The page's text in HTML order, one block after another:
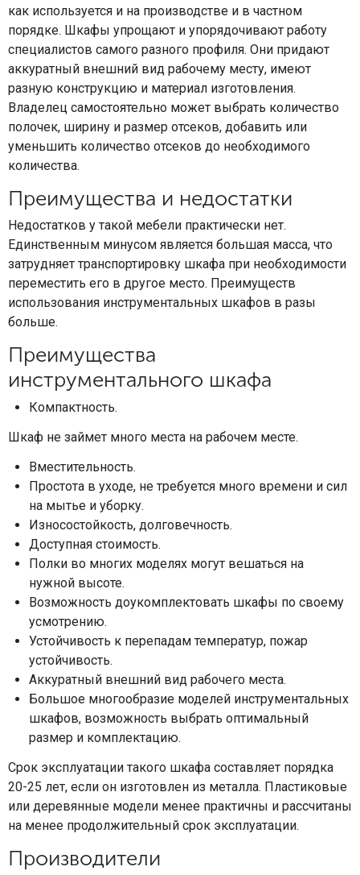
как используется и на производстве и в частном
порядке. Шкафы упрощают и упорядочивают работу
специалистов самого разного профиля. Они придают
аккуратный внешний вид рабочему месту, имеют
разную конструкцию и материал изготовления.
Владелец самостоятельно может выбрать количество
полочек, ширину и размер отсеков, добавить или
уменьшить количество отсеков до необходимого
количества.
Преимущества и недостатки
Недостатков у такой мебели практически нет.
Единственным минусом является большая масса, что
затрудняет транспортировку шкафа при необходимости
переместить его в другое место. Преимуществ
использования инструментальных шкафов в разы
больше.
Преимущества
инструментального шкафа
Компактность.
Шкаф не займет много места на рабочем месте.
Вместительность.
Простота в уходе, не требуется много времени и сил
на мытье и уборку.
Износостойкость, долговечность.
Доступная стоимость.
Полки во многих моделях могут вешаться на
нужной высоте.
Возможность доукомплектовать шкафы по своему
усмотрению.
Устойчивость к перепадам температур, пожар
устойчивость.
Аккуратный внешний вид рабочего места.
Большое многообразие моделей инструментальных
шкафов, возможность выбрать оптимальный
размер и комплектацию.
Срок эксплуатации такого шкафа составляет порядка
20-25 лет, если он изготовлен из металла. Пластиковые
или деревянные модели менее практичны и рассчитаны
на менее продолжительный срок эксплуатации.
Производители